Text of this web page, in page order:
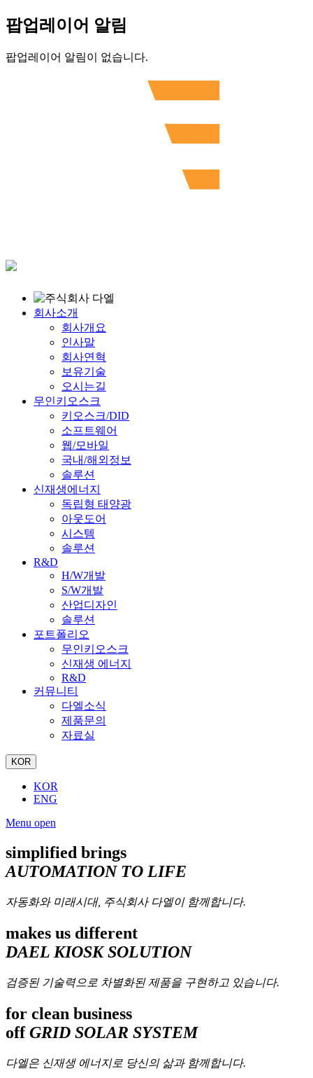
팝업레이어 알림
팝업레이어 알림이 없습니다.
회사소개
회사개요
인사말
회사연혁
보유기술
오시는길
무인키오스크
키오스크/DID
소프트웨어
웹/모바일
국내/해외정보
솔루션
신재생에너지
독립형 태양광
아웃도어
시스템
솔루션
R&D
H/W개발
S/W개발
산업디자인
솔루션
포트폴리오
무인키오스크
신재생 에너지
R&D
커뮤니티
다엘소식
제품문의
자료실
KOR
KOR
ENG
Menu open
simplified brings
AUTOMATION TO LIFE
자동화와 미래시대, 주식회사 다엘이 함께합니다.
makes us different
DAEL KIOSK SOLUTION
검증된 기술력으로 차별화된 제품을 구현하고 있습니다.
for clean business
offGRID SOLAR SYSTEM
다엘은 신재생 에너지로 당신의 삶과 함께합니다.